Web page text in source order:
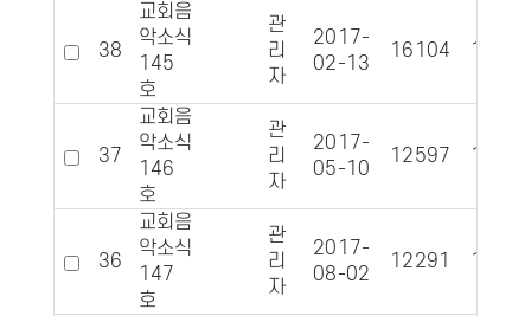
38
교회음
악소식
145
호
관
리
자
2017-
02-13
16104 1329
37
교회음
악소식
146
호
관
리
자
2017-
05-10
12597 1380
36
교회음
악소식
147
호
관
리
자
2017-
08-02
12291 1361